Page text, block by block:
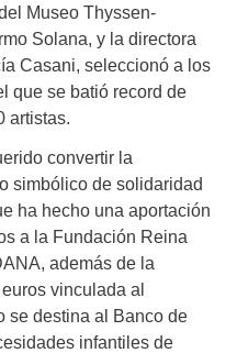
Museo Thyssen-
Solana, y la directora
Casani, seleccionó a los
que se batió record de
artistas.
convertir la
simbólico de solidaridad
ha hecho una aportación
a la Fundación Reina
además de la
vinculada al
se destina al Banco de
infantiles de